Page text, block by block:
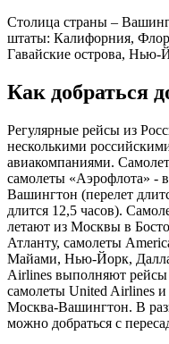
Столица страны –
штаты: Калифорния,
Гавайские острова,
Как добраться
Регулярные рейсы из
несколькими
авиакомпаниями.
самолеты «Аэрофлота» -
Вашингтон (перелет
длится 12,5 часов).
летают из Москвы в
Атланту, самолеты
Майами, Нью-Йорк,
Airlines выполняют
самолеты United Airlines
Москва-Вашингтон. В
можно добраться с